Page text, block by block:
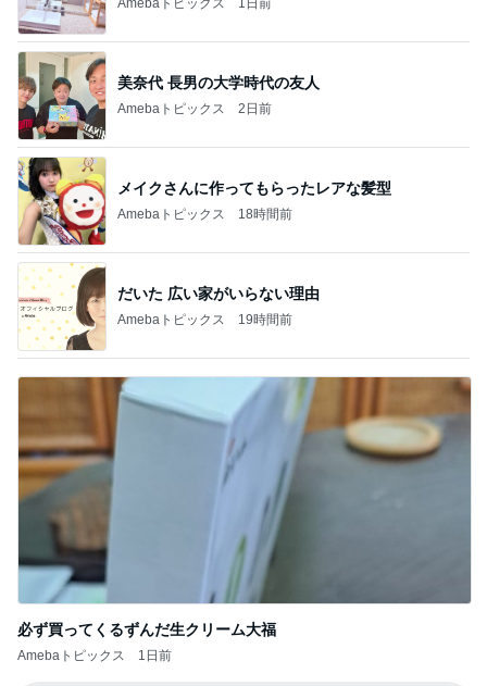
美奈代 長男の大学時代の友人
Amebaトピックス 2日前
メイクさんに作ってもらったレアな髪型
Amebaトピックス 18時間前
だいた 広い家がいらない理由
Amebaトピックス 19時間前
必ず買ってくるずんだ生クリーム大福
Amebaトピックス 1日前